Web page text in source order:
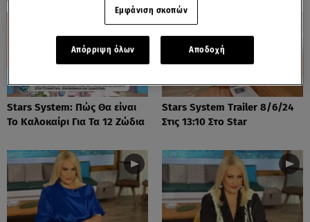
Stars System: Πώς Θα είναι
Το Καλοκαίρι Για Τα 12 Ζώδια
Stars System Trailer 8/6/24
Στις 13:10 Στο Star
Εμφάνιση σκοπών
Απόρριψη όλων Αποδοχή